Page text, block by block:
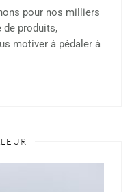
pour nos milliers
de produits,
motiver à pédaler à